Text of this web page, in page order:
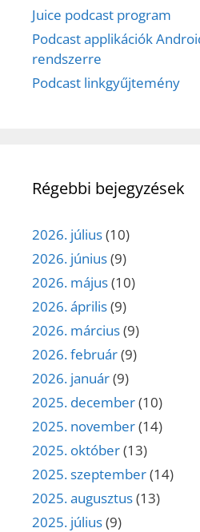
Juice podcast program
Podcast applikációk
rendszerre
Podcast linkgyűjtemény
Régebbi bejegyzések
2026. július(10)
2026. június(9)
2026. május(10)
2026. április(9)
2026. március(9)
2026. február(9)
2026. január(9)
2025. december(10)
2025. november(14)
2025. október(13)
2025. szeptember(14)
2025. augusztus(13)
2025. július(9)